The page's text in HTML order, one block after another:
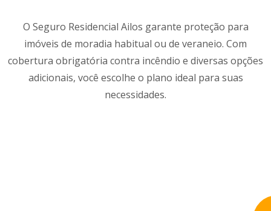
O Seguro Residencial Ailos garante proteção para
imóveis de moradia habitual ou de veraneio. Com
cobertura obrigatória contra incêndio e diversas opções
adicionais, você escolhe o plano ideal para suas
necessidades.